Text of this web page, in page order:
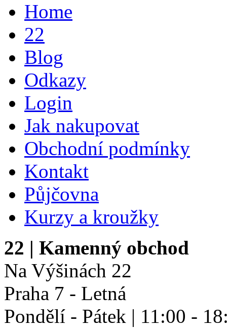
Home
22
Blog
Odkazy
Login
Jak nakupovat
Obchodní podmínky
Kontakt
Půjčovna
Kurzy a kroužky
22 | Kamenný obchod
Na Výšinách 22
Praha 7 - Letná
Pondělí - Pátek | 11:00 -